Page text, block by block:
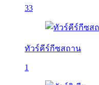
33
ทัวร์คีร์กีซสถาน
1